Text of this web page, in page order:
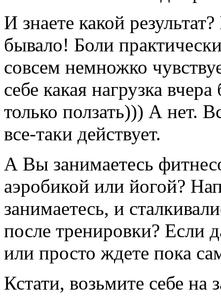
И знаете какой
бывало! Боли
совсем немножко
себе какая нагрузка
только ползать))) А нет.
все-таки действует.
А Вы занимаетесь
аэробикой или йогой?
занимаетесь, и
после тренировки? Если
или просто ждете пока
Кстати, возьмите себе на